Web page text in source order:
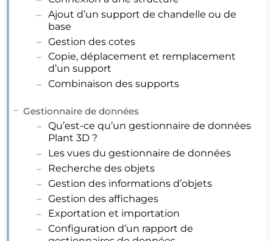
Ajout d’un support de chandelle ou de
base
Gestion des cotes
Copie, déplacement et remplacement
d’un support
Combinaison des supports
Gestionnaire de données
Qu’est-ce qu’un gestionnaire de données
Plant 3D ?
Les vues du gestionnaire de données
Recherche des objets
Gestion des informations d’objets
Gestion des affichages
Exportation et importation
Configuration d’un rapport de